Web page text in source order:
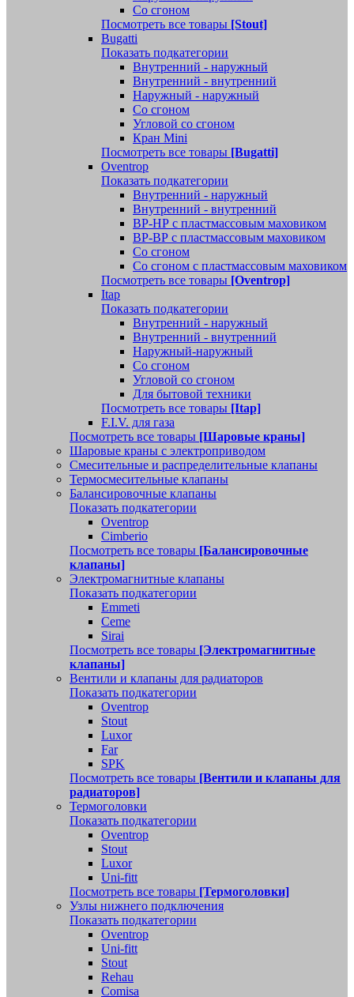
Со сгоном
Посмотреть все товары [Stout]
Bugatti
Показать подкатегории
Внутренний - наружный
Внутренний - внутренний
Наружный - наружный
Со сгоном
Угловой со сгоном
Кран Mini
Посмотреть все товары [Bugatti]
Oventrop
Показать подкатегории
Внутренний - наружный
Внутренний - внутренний
ВР-НР с пластмассовым маховиком
ВР-ВР с пластмассовым маховиком
Со сгоном
Со сгоном с пластмассовым маховиком
Посмотреть все товары [Oventrop]
Itap
Показать подкатегории
Внутренний - наружный
Внутренний - внутренний
Наружный-наружный
Со сгоном
Угловой со сгоном
Для бытовой техники
Посмотреть все товары [Itap]
F.I.V. для газа
Посмотреть все товары [Шаровые краны]
Шаровые краны с электроприводом
Смесительные и распределительные клапаны
Термосмесительные клапаны
Балансировочные клапаны
Показать подкатегории
Oventrop
Cimberio
Посмотреть все товары [Балансировочные
клапаны]
Электромагнитные клапаны
Показать подкатегории
Emmeti
Ceme
Sirai
Посмотреть все товары [Электромагнитные
клапаны]
Вентили и клапаны для радиаторов
Показать подкатегории
Oventrop
Stout
Luxor
Far
SPK
Посмотреть все товары [Вентили и клапаны для
радиаторов]
Термоголовки
Показать подкатегории
Oventrop
Stout
Luxor
Uni-fitt
Посмотреть все товары [Термоголовки]
Узлы нижнего подключения
Показать подкатегории
Oventrop
Uni-fitt
Stout
Rehau
Comisa